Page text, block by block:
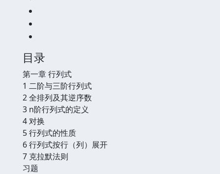
目录
第一章 行列式
1 二阶与三阶行列式
2 全排列及其逆序数
3 n阶行列式的定义
4 对换
5 行列式的性质
6 行列式按行（列）展开
7 克拉默法则
习题